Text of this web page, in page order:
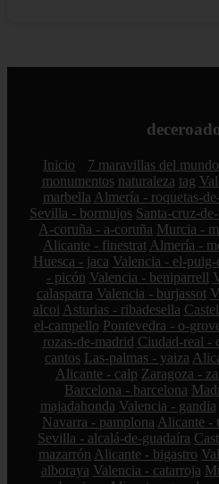
Inicio 7 maravillas del mundo
monumentos naturaleza tag
marbella Almería - roquetas-
Sevilla - bormujos Santa-cruz-
A-coruña - a-coruña Murcia -
Alicante - finestrat Almería -
Huesca - jaca Valencia - el-puig-
- picón Valencia - beniparrell
calasparra Valencia - burjassot
alcoi Asturias - ribadesella
el-campello Pontevedra - o-
rozas-de-madrid Ciudad-real -
cantos Las-palmas - yaiza
Alicante - calp Zaragoza -
Barcelona - barcelona
majadahonda Valencia - gandia
Navarra - pamplona Alicante -
Sevilla - alcalá-de-guadaíra
mazarrón Alicante - bigastro
alboraya Valencia - catarroja